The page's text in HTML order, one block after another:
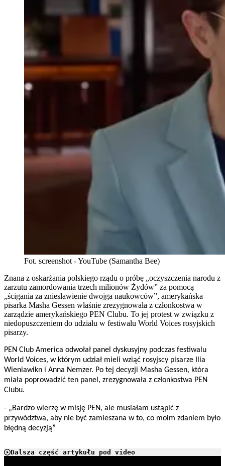
Fot. screenshot - YouTube (Samantha Bee)
Znana z oskarżania polskiego rządu o próbę „oczyszczenia narodu z
zarzutu zamordowania trzech milionów Żydów” za pomocą
„ścigania za zniesławienie dwojga naukowców”, amerykańska
pisarka Masha Gessen właśnie zrezygnowała z członkostwa w
zarządzie amerykańskiego PEN Clubu. To jej protest w związku z
niedopuszczeniem do udziału w festiwalu World Voices rosyjskich
pisarzy.
PEN Club America odwołał panel dyskusyjny podczas festiwalu
World Voices, w którym udział mieli wziąć rosyjscy pisarze Ilia
Wieniawikn i Anna Nemzer. Po tej decyzji Masha Gessen, która
miała poprowadzić ten panel, zrezygnowała z członkostwa PEN
Clubu.
- „Bardzo wierzę w misję PEN, ale musiałam ustąpić z
przywództwa, aby nie być zamieszana w to, co moim zdaniem było
błędną decyzją”
Dalsza część artykułu pod video